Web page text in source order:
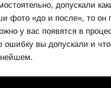
допускали
фото «до и после», то
у вас появятся в
ошибку вы допускали и